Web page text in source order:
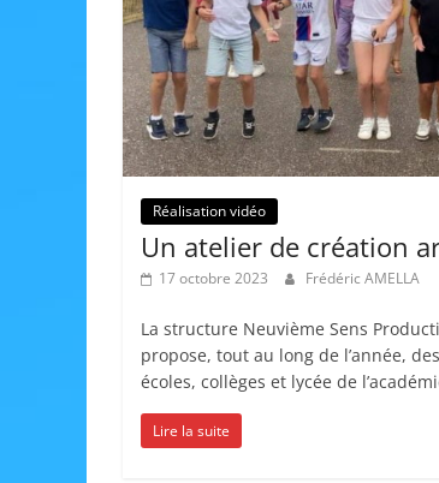
Réalisation vidéo
Un atelier de création
17 octobre 2023 Frédéric AMELLA
La structure Neuvième Sens
propose, tout au long de l’année,
écoles, collèges et lycée de
Lire la suite